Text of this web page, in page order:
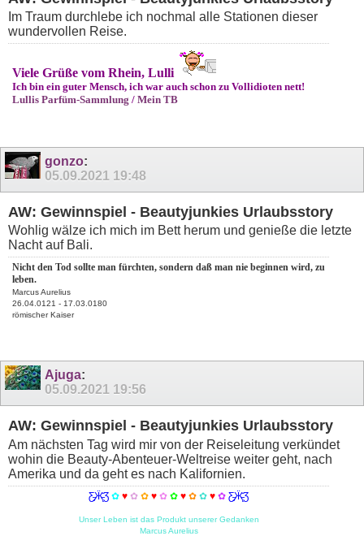
Im Traum durchlebe ich nochmal alle Stationen dieser
wundervollen Reise.
Viele Grüße vom Rhein, Lulli
Ich bin ein guter Mensch, ich war auch schon zu Vollidioten nett!
Lullis Parfüm-Sammlung / Mein TB
gonzo:
05.09.2021 19:48
AW: Gewinnspiel - Beautyjunkies Urlaubsstory
Wohlig wälze ich mich im Bett herum und genieße die letzte
Nacht auf Bali.
Nicht den Tod sollte man fürchten, sondern daß man nie beginnen wird, zu
leben.
Marcus Aurelius
26.04.0121 - 17.03.0180
römischer Kaiser
Ajuga:
05.09.2021 19:56
AW: Gewinnspiel - Beautyjunkies Urlaubsstory
Am nächsten Tag wird mir von der Reiseleitung verkündet
wohin die Beauty-Abenteuer-Weltreise weiter geht, nach
Amerika und da geht es nach Kalifornien.
Ƹ̵̡Ӝ̵̨̄Ʒ ✿♥✿ ✿ ♥✿✿♥✿✿♥✿Ƹ̵̡Ӝ̵̨̄Ʒ
Unser Leben ist das Produkt unserer Gedanken
Marcus Aurelius